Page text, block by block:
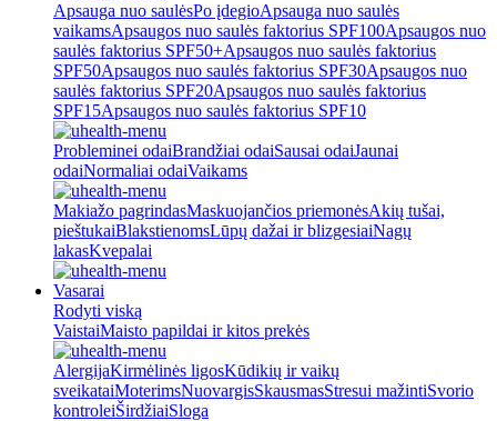
Apsauga nuo saulėsPo įdegioApsauga nuo saulės
vaikamsApsaugos nuo saulės faktorius SPF100Apsaugos nuo
saulės faktorius SPF50+Apsaugos nuo saulės faktorius
SPF50Apsaugos nuo saulės faktorius SPF30Apsaugos nuo
saulės faktorius SPF20Apsaugos nuo saulės faktorius
SPF15Apsaugos nuo saulės faktorius SPF10
Probleminei odaiBrandžiai odaiSausai odaiJaunai
odaiNormaliai odaiVaikams
Makiažo pagrindasMaskuojančios priemonėsAkių tušai,
pieštukaiBlakstienomsLūpų dažai ir blizgesiaiNagų
lakasKvepalai
Vasarai
Rodyti viską
VaistaiMaisto papildai ir kitos prekės
AlergijaKirmėlinės ligosKūdikių ir vaikų
sveikataiMoterimsNuovargisSkausmasStresui mažintiSvorio
kontroleiŠirdžiaiSloga